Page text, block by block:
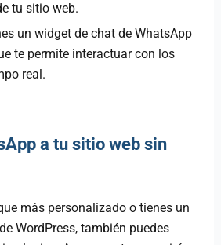
tu sitio web.
un widget de chat de WhatsApp
te permite interactuar con los
real.
a tu sitio web sin
más personalizado o tienes un
WordPress, también puedes